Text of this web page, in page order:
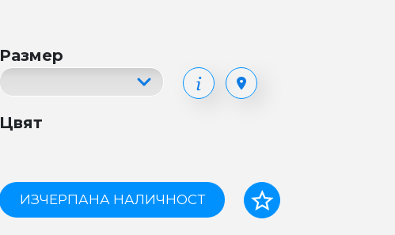
Размер
Цвят
ИЗЧЕРПАНА НАЛИЧНОСТ